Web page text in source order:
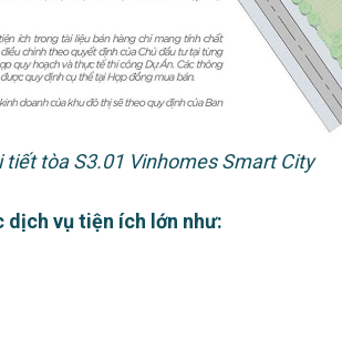
tiết tòa S3.01 Vinhomes Smart City
dịch vụ tiện ích lớn như: